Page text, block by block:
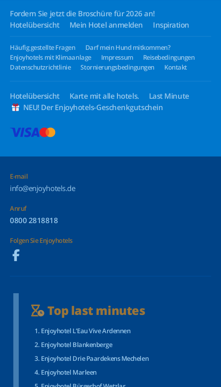
Fordern Sie jetzt die Broschüre für 2026 an!
Hotelübersicht
Mein Hotel anmelden Inspiration
Häufig gestellte Fragen
Darf mein Hund mitkommen?
Enjoyhotels mit Klimaanlage
Impressum
Reisebedingungen
Datenschutzrichtlinie
Stornierungsbedingungen Kontakt
Hotelübersicht Karte mit alle hotels.
Last Minute
NEU! Der Enjoyhotels-Geschenkgutschein
E-mail
info@enjoyhotels.de
Anruf
0800 2818818
Folgen Sie Enjoyhotels
Top last minutes
Enjoyhotel L’Eau Vive Ardennen
Enjoyhotel Blankenberge
Enjoyhotel Drie Paardekens Mechelen
Enjoyhotel Marleen